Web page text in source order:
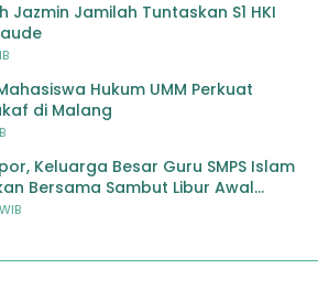
Jazmin Jamilah Tuntaskan S1 HKI
Hukum UMM Perkuat
di Malang
Keluarga Besar Guru SMPS Islam
Bersama Sambut Libur Awal